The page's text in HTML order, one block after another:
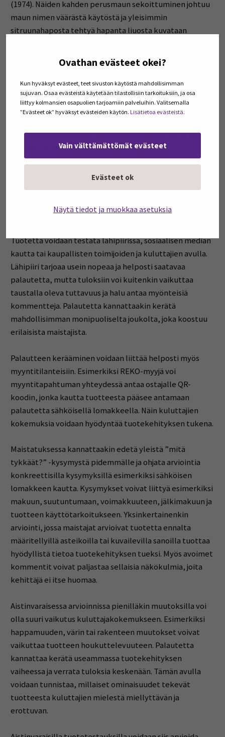
Ovathan evästeet okei?
Kun hyväksyt evästeet, teet sivuston käytöstä mahdollisimman
sujuvan. Osaa evästeistä käytetään tilastollisiin tarkoituksiin, ja osa
liittyy kolmansien osapuolien tarjoamiin palveluihin. Valitsemalla
”Evästeet ok” hyväksyt evästeiden käytön. Lisätietoa evästeistä.
Vain välttämättömät evästeet
Evästeet ok
Näytä tiedot ja muokkaa asetuksia
(1974). Näiden kahden perusmaun sekoittuminen johtuu
maun nimen väärästä käytöstä ja yleisimmin
sitruunahaposta tehtyä hapanta liuosta kuvataan
melko yksiselitteisesti, kuin esimerkiksi värejä. Tällöin
mikäkin maku on. Hapan-karvas-makuparin
sekoittumista lisää, jos maistettavat liuokset ovat
mietoja. Maistamista voi kuitenkin opetella ja toistoilla
perusmakujen, piirteet. Perusmakujen opettelun apuna
voi käyttää aluksi vahvempia liuoksia.
Kenelle ja miten elintarviketta
kannattaa maistattaa?
Elintarvikkeen kehittämisessä on tärkeää kerätä
Tuotetta voidaan testata lähipiirissä, sosiaalisen median
kautta tai kaupallisten toimijoiden ja kuluttajien avulla.
Lähipiiri tarjoaa usein nopeaa ja helposti saatavaa
palautetta, mutta tuloksiin voi kuitenkin vaikuttaa
taustalla oleva tuttavuus ja halu antaa myönteisiä
kommentteja. Palautetta kannattaakin kerätä
mahdollisimman monipuoliselta joukolta, joka koostuu
erilaisista maistajista.
Palautteen kerääminen voidaan liittää helposti myös
myyntitilanteisiin. Esimerkiksi REKO-myyjä voi
myyntitapahtuman yhteydessä antaa ostajalle QR-
koodin, jonka kautta tuotteesta pääsee antamaan
palautetta sähköisellä lomakkeella. Näin kuluttajien
kokemuksia voidaan hyödyntää tuotekehityksen tukena.
Maistatuksessa kannattaakin edetä yleistä ”mitä
tykkäät?” -kysymystä pidemmälle ja ohjata arviointia
konkreettisilla kysymyksillä esimerkiksi sähköisen
lomakkeen kautta. Kysymykset voivat liittyä esimerkiksi
makuun, suutuntumaan, voimakkuuteen, jälkimakuun ja
tuotteen käyttötarkoitukseen. Yksinkertainenkin
arviointi, jossa maistajat arvioivat tuotetta ennalta
määritellyillä asteikoilla tai kuvailevilla sanoilla tuottaa
hyödyllistä tietoa tuotekehityksen tueksi. Myös avoimet
kommentit voivat paljastaa sellaisia näkökulmia, joita
kehittäjä ei itse huomaa.
Aistinvaraisessa arvioinnissa pienilläkin muutoksilla voi
olla suuri vaikutus kuluttajakokemukseen. Esimerkiksi
happamuuden, värin tai rakenteen muutokset voivat
vaikuttaa tuotteen houkuttelevuuteen. Palautetta
kannattaa kerätä useammassa tuotekehityksen
vaiheessa ja verrata tuloksia keskenään. Tämän avulla
voidaan tunnistaa, millaiset ominaisuudet tekevät
tuotteesta kuluttajien mielestä miellyttävän ja
erottuvan.